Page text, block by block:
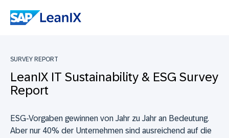
SURVEY REPORT
LeanIX IT Sustainability & ESG Survey
Report
ESG-Vorgaben gewinnen von Jahr zu Jahr an Bedeutung.
Aber nur 40% der Unternehmen sind ausreichend auf die